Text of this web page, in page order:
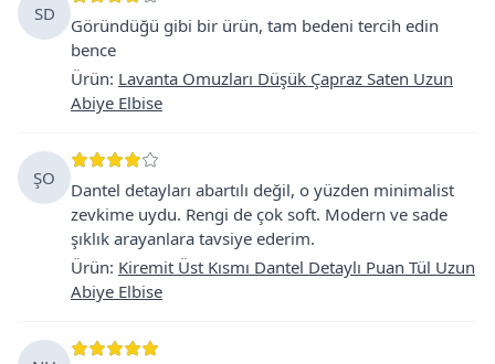
SD
Göründüğü gibi bir ürün, tam bedeni tercih edin
bence
Ürün: Lavanta Omuzları Düşük Çapraz Saten Uzun
Abiye Elbise
ŞO
Dantel detayları abartılı değil, o yüzden minimalist
zevkime uydu. Rengi de çok soft. Modern ve sade
şıklık arayanlara tavsiye ederim.
Ürün: Kiremit Üst Kısmı Dantel Detaylı Puan Tül Uzun
Abiye Elbise